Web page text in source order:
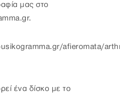
μας στο
afieromata/
ένα δίσκο με το